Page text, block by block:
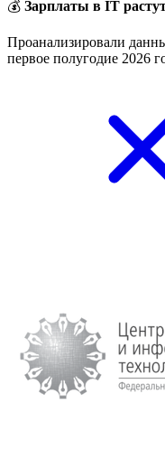
💰 Зарплаты в IT
Проанализировали
первое полугодие 2026